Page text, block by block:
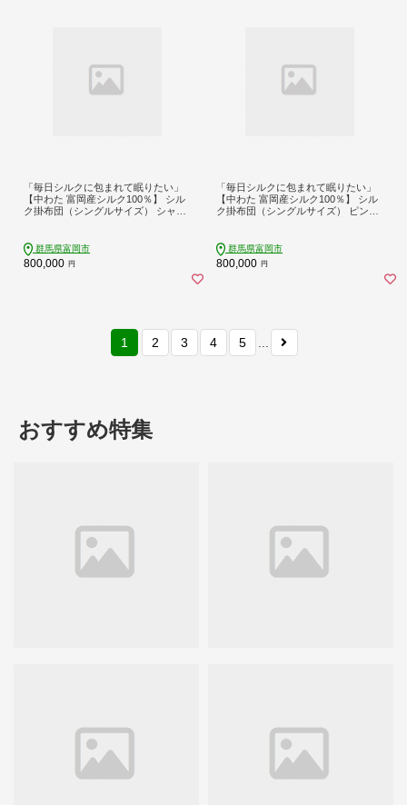
「毎日シルクに包まれて眠りたい」
【中わた 富岡産シルク100％】 シル
ク掛布団（シングルサイズ） シャン
群馬県富岡市
800,000 円
「毎日シルクに包まれて眠りたい」
【中わた 富岡産シルク100％】 シル
ク掛布団（シングルサイズ） ピンク
群馬県富岡市
800,000 円
1 2 3 4 5
おすすめ特集